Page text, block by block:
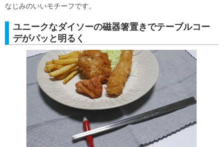
なじみのいいモチーフです。
ユニークなダイソーの磁器箸置きでテーブルコー
デがパッと明るく